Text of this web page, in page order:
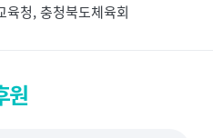
육청, 충청북도체육회
원